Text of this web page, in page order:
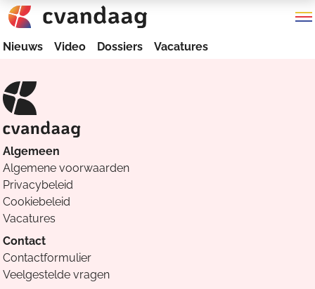
Nieuws Video Dossiers Vacatures
Algemeen
Algemene voorwaarden
Privacybeleid
Cookiebeleid
Vacatures
Contact
Contactformulier
Veelgestelde vragen